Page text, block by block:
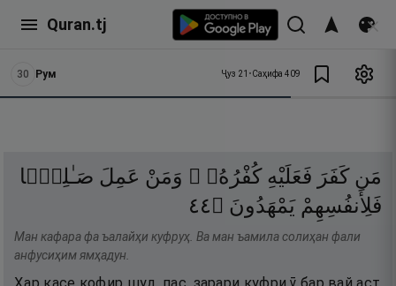
Quran.tj
30 Рум Ҷуз 21 •Саҳифа 409
مَن كَفَرَ فَعَلَيْهِ كُفْرُهُۥ ۖ وَمَنْ عَمِلَ صَـٰلِحًۭا
فَلِأَنفُسِهِمْ يَمْهَدُونَ ۝٤٤
Ман кафара фа ъалайҳи куфруҳ. Ва ман ъамила солиҳан фали
анфусиҳим ямҳадун.